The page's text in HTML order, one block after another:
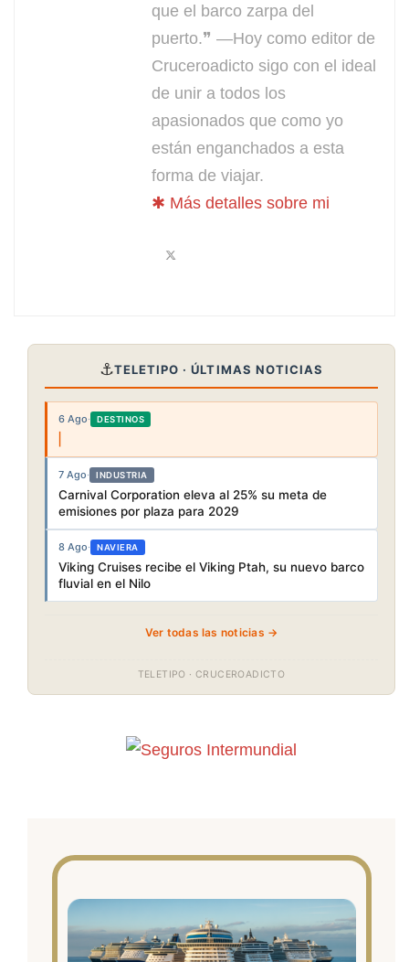
que el barco zarpa del
puerto.❞ —Hoy como editor de
Cruceroadicto sigo con el ideal
de unir a todos los
apasionados que como yo
están enganchados a esta
forma de viajar.
✱ Más detalles sobre mi
⚓TELETIPO · ÚLTIMAS NOTICIAS
6 Ago· DESTINOS
7 Ago· INDUSTRIA
Carnival Corporation eleva al 25% su meta de
emisiones por plaza para 2029
8 Ago· NAVIERA
Viking Cruises recibe el Viking Ptah, su nuevo barco
fluvial en el Nilo
Ver todas las noticias →
TELETIPO · CRUCEROADICTO